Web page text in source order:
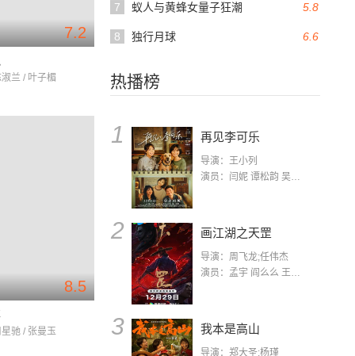
5.8
7 蚁人与黄蜂女量子狂潮
6.6
8 独行月球
热播榜
1 再见李可乐
导演：王小列
演员：闫妮 谭松韵 吴京 蒋龙 赵小棠 冯雷 李虎城 平安 小七 小可乐
2 画江湖之天罡
导演：周飞龙;任伟杰
演员：孟宇 阎么么 王凯 郭政建 阎萌萌 杨默 高枫 齐斯伽 刘芊含 马程
3 我本是高山
导演：郑大圣;杨瑾
7.2
兰 / 叶子楣
8.5
驰 / 张曼玉